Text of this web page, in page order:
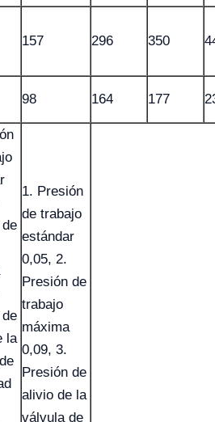
157 296 350
98 164 177
la
1. Presión
de trabajo
estándar
0,05, 2.
Presión de
trabajo
máxima
0,09, 3.
Presión de
alivio de la
válvula de